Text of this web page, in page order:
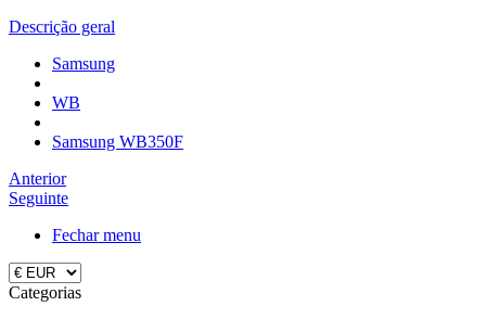
Descrição geral
Samsung
WB
Samsung WB350F
Anterior
Seguinte
Fechar menu
Categorias